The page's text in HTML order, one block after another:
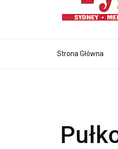
Strona Główna